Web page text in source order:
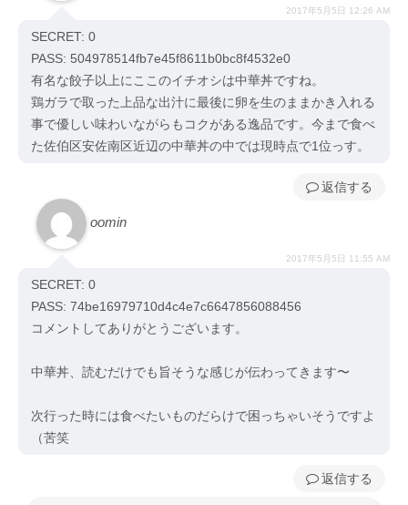
2017年5月5日 12:26 AM
SECRET: 0
PASS: 504978514fb7e45f8611b0bc8f4532e0
有名な餃子以上にここのイチオシは中華丼ですね。
鶏ガラで取った上品な出汁に最後に卵を生のままかき入れる
事で優しい味わいながらもコクがある逸品です。今まで食べ
た佐伯区安佐南区近辺の中華丼の中では現時点で1位っす。
返信
oomin
2017年5月5日 11:55 AM
SECRET: 0
PASS: 74be16979710d4c4e7c6647856088456
コメントしてありがとうございます。
中華丼、読むだけでも旨そうな感じが伝わってきます〜
次行った時には食べたいものだらけで困っちゃいそうですよ
（苦笑
返信